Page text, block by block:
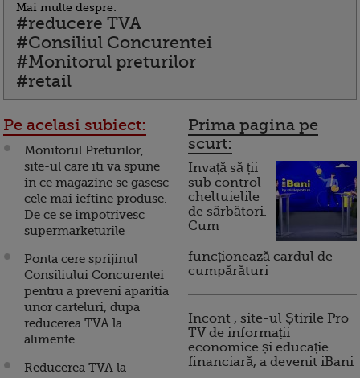
Mai multe despre:
#reducere TVA
#Consiliul Concurentei
#Monitorul preturilor
#retail
Pe acelasi subiect:
Monitorul Preturilor,
site-ul care iti va spune
in ce magazine se gasesc
cele mai ieftine produse.
De ce se impotrivesc
supermarketurile
Ponta cere sprijinul
Consiliului Concurentei
pentru a preveni aparitia
unor carteluri, dupa
reducerea TVA la
alimente
Reducerea TVA la
Prima pagina pe
scurt:
Invață să ții
sub control
cheltuielile
de sărbători.
Cum
funcționează cardul de
cumpărături
Incont , site-ul Știrile Pro
TV de informații
economice și educație
financiară, a devenit iBani